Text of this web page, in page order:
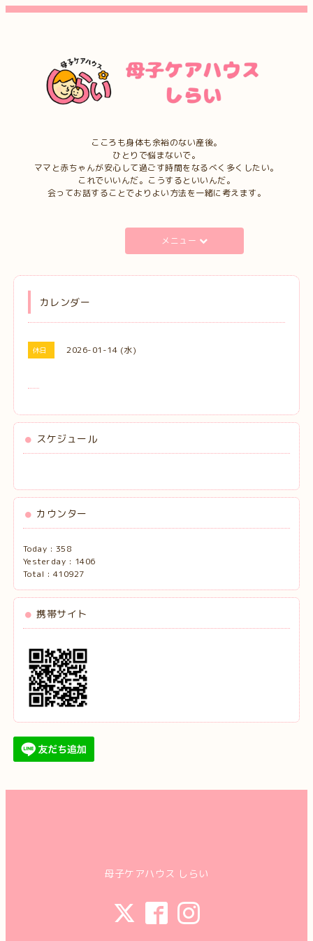
こころも身体も余裕のない産後。
ひとりで悩まないで。
ママと赤ちゃんが安心して過ごす時間をなるべく多くしたい。
これでいいんだ。こうするといいんだ。
会ってお話することでよりよい方法を一緒に考えます。
メニュー
カレンダー
休日 2026-01-14 (水)
スケジュール
カウンター
Today : 358
Yesterday : 1406
Total : 410927
携帯サイト
母子ケアハウス しらい